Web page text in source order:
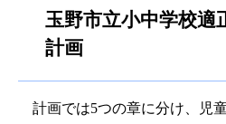
玉野市立小中学校適
計画
計画では5つの章に分け、児